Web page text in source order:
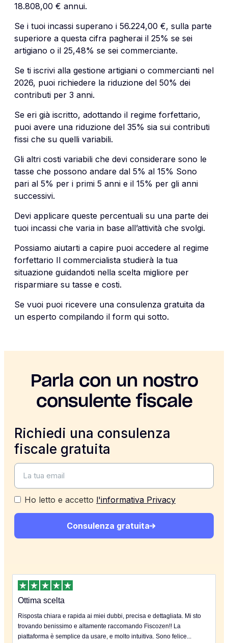
18.808,00 € annui.
Se i tuoi incassi superano i 56.224,00 €, sulla parte
superiore a questa cifra pagherai il 25% se sei
artigiano o il 25,48% se sei commerciante.
Se ti iscrivi alla gestione artigiani o commercianti nel
2026, puoi richiedere la riduzione del 50% dei
contributi per 3 anni.
Se eri già iscritto, adottando il regime forfettario,
puoi avere una riduzione del 35% sia sui contributi
fissi che su quelli variabili.
Gli altri costi variabili che devi considerare sono le
tasse che possono andare dal 5% al 15% Sono
pari al 5% per i primi 5 anni e il 15% per gli anni
successivi.
Devi applicare queste percentuali su una parte dei
tuoi incassi che varia in base all’attività che svolgi.
Possiamo aiutarti a capire puoi accedere al regime
forfettario Il commercialista studierà la tua
situazione guidandoti nella scelta migliore per
risparmiare su tasse e costi.
Se vuoi puoi ricevere una consulenza gratuita da
un esperto compilando il form qui sotto.
Parla con un nostro
consulente fiscale
Richiedi una consulenza
fiscale gratuita
Ho letto e accetto l'informativa Privacy
Consulenza gratuita
Ottima scelta
Risposta chiara e rapida ai miei dubbi, precisa e dettagliata. Mi sto
trovando benissimo e altamente raccomando Fiscozen!! La
piattaforma è semplice da usare, e molto intuitiva. Sono felice...